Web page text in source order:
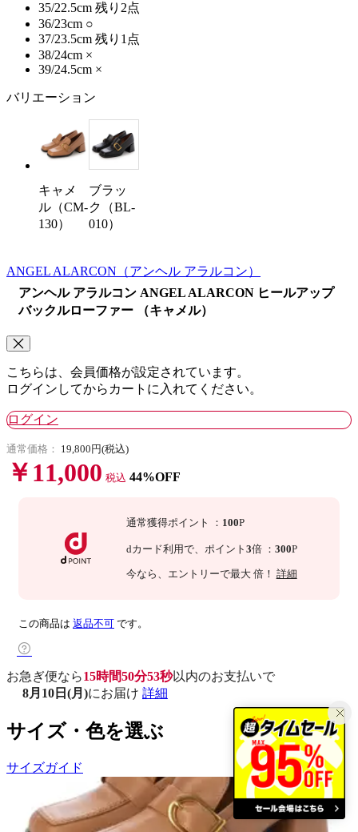
35/22.5cm 残り2点
36/23cm ○
37/23.5cm 残り1点
38/24cm ×
39/24.5cm ×
バリエーション
キャメ
ル（CM-
130）
ブラッ
ク（BL-
010）
ANGEL ALARCON （アンヘル アラルコン）
アンヘル アラルコン ANGEL ALARCON ヒールアップ
バックルローファー （キャメル）
こちらは、会員価格が設定されています。
ログインしてからカートに入れてください。
ログイン
通常価格： 19,800円(税込)
￥11,000 税込 44%OFF
通常獲得ポイント ： 100P
dカード利用で、 ポイント 3倍 ： 300P
今なら 、エントリーで最大 倍！ 詳細
この商品は 返品不可 です。
お急ぎ便なら15時間50分52秒以内のお支払いで
8月10日(月)にお届け 詳細
サイズ・色を選ぶ
サイズガイド